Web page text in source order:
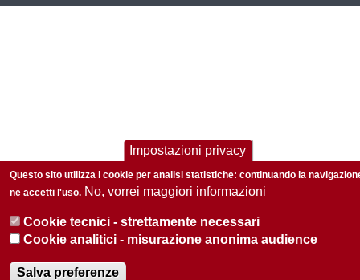
Impostazioni privacy
Questo sito utilizza i cookie per analisi statistiche: continuando la
ne accetti l'uso. No, vorrei maggiori informazioni
Cookie tecnici - strettamente necessari
Cookie analitici - misurazione anonima audience
Salva preferenze